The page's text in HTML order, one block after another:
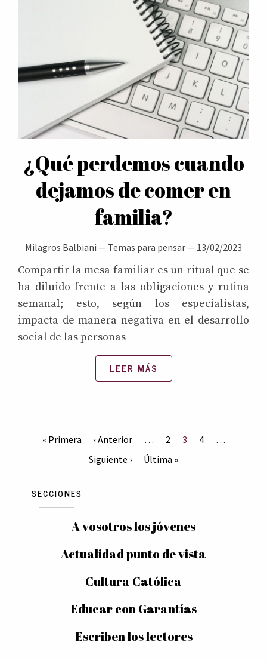
¿Qué perdemos cuando
dejamos de comer en
familia?
Milagros Balbiani — Temas para pensar— 13/02/2023
Compartir la mesa familiar es un ritual que se
ha diluido frente a las obligaciones y rutina
semanal; esto, según los especialistas,
impacta de manera negativa en el desarrollo
social de las personas
LEER MÁS
« Primera ‹ Anterior … 2 3 4
…
Siguiente ›
Última »
SECCIONES
A vosotros los jóvenes
Actualidad punto de vista
Cultura Católica
Educar con Garantías
Escriben los lectores